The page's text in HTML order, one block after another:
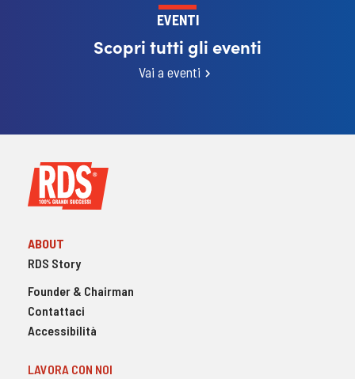
EVENTI
Scopri tutti gli eventi
Vai a eventi
ABOUT
RDS Story
Founder & Chairman
Contattaci
Accessibilità
LAVORA CON NOI